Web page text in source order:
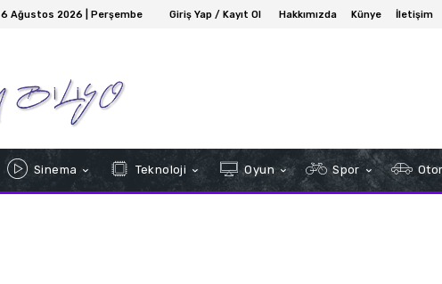
6 Ağustos 2026 | Perşembe Giriş Yap / Kayıt Ol Hakkımızda Künye İletişim
Sinema Teknoloji Oyun Spor